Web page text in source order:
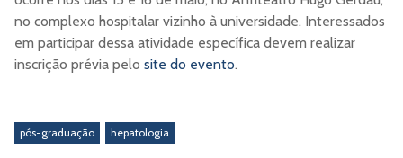
no complexo hospitalar vizinho à universidade. Interessados
em participar dessa atividade específica devem realizar
inscrição prévia pelo site do evento.
pós-graduação hepatologia